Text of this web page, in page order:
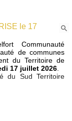
le 17
Communauté
de communes
du Territoire de
17 juillet 2026
du Sud Territoire
les tableaux en